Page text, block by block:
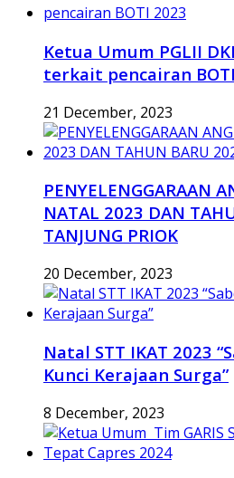
Ketua Umum PGLII
terkait pencairan
21 December, 2023
PENYELENGGARAAN
NATAL 2023 DAN
TANJUNG PRIOK
20 December, 2023
Natal STT IKAT 2023
Kunci Kerajaan Surga”
8 December, 2023